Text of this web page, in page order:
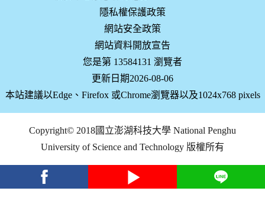
隱私權保護政策
網站安全政策
網站資料開放宣告
您是第 13584131 瀏覽者
更新日期2026-08-06
本站建議以Edge、Firefox 或Chrome瀏覽器以及1024x768 pixels
Copyright© 2018國立澎湖科技大學 National Penghu
University of Science and Technology 版權所有